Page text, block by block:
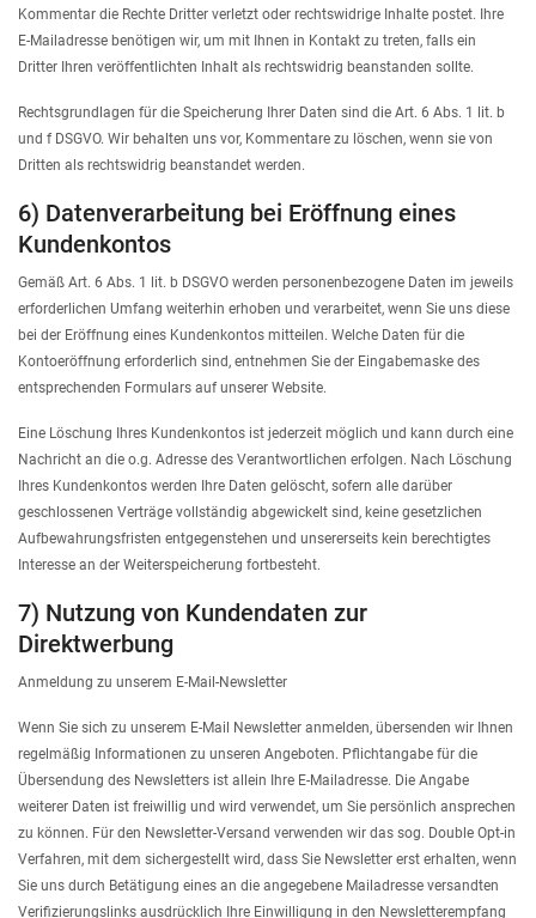
Kommentar die Rechte Dritter verletzt oder rechtswidrige Inhalte postet. Ihre
E-Mailadresse benötigen wir, um mit Ihnen in Kontakt zu treten, falls ein
Dritter Ihren veröffentlichten Inhalt als rechtswidrig beanstanden sollte.
Rechtsgrundlagen für die Speicherung Ihrer Daten sind die Art. 6 Abs. 1 lit. b
und f DSGVO. Wir behalten uns vor, Kommentare zu löschen, wenn sie von
Dritten als rechtswidrig beanstandet werden.
6) Datenverarbeitung bei Eröffnung eines
Kundenkontos
Gemäß Art. 6 Abs. 1 lit. b DSGVO werden personenbezogene Daten im jeweils
erforderlichen Umfang weiterhin erhoben und verarbeitet, wenn Sie uns diese
bei der Eröffnung eines Kundenkontos mitteilen. Welche Daten für die
Kontoeröffnung erforderlich sind, entnehmen Sie der Eingabemaske des
entsprechenden Formulars auf unserer Website.
Eine Löschung Ihres Kundenkontos ist jederzeit möglich und kann durch eine
Nachricht an die o.g. Adresse des Verantwortlichen erfolgen. Nach Löschung
Ihres Kundenkontos werden Ihre Daten gelöscht, sofern alle darüber
geschlossenen Verträge vollständig abgewickelt sind, keine gesetzlichen
Aufbewahrungsfristen entgegenstehen und unsererseits kein berechtigtes
Interesse an der Weiterspeicherung fortbesteht.
7) Nutzung von Kundendaten zur
Direktwerbung
Anmeldung zu unserem E-Mail-Newsletter
Wenn Sie sich zu unserem E-Mail Newsletter anmelden, übersenden wir Ihnen
regelmäßig Informationen zu unseren Angeboten. Pflichtangabe für die
Übersendung des Newsletters ist allein Ihre E-Mailadresse. Die Angabe
weiterer Daten ist freiwillig und wird verwendet, um Sie persönlich ansprechen
zu können. Für den Newsletter-Versand verwenden wir das sog. Double Opt-in
Verfahren, mit dem sichergestellt wird, dass Sie Newsletter erst erhalten, wenn
Sie uns durch Betätigung eines an die angegebene Mailadresse versandten
Verifizierungslinks ausdrücklich Ihre Einwilligung in den Newsletterempfang